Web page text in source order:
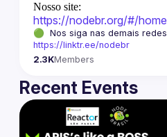
Nosso site:
https://nodebr.org/#/home
https://linktr.ee/nodebr
2.3KMembers
Recent Events